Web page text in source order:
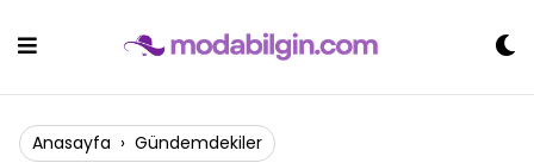
Anasayfa › Gündemdekiler